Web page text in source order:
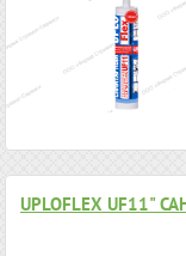
UPLOFLEX UF11"